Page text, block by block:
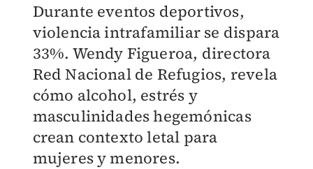
Durante eventos deportivos,
violencia intrafamiliar se dispara
33%. Wendy Figueroa, directora
Red Nacional de Refugios, revela
cómo alcohol, estrés y
masculinidades hegemónicas
crean contexto letal para
mujeres y menores.